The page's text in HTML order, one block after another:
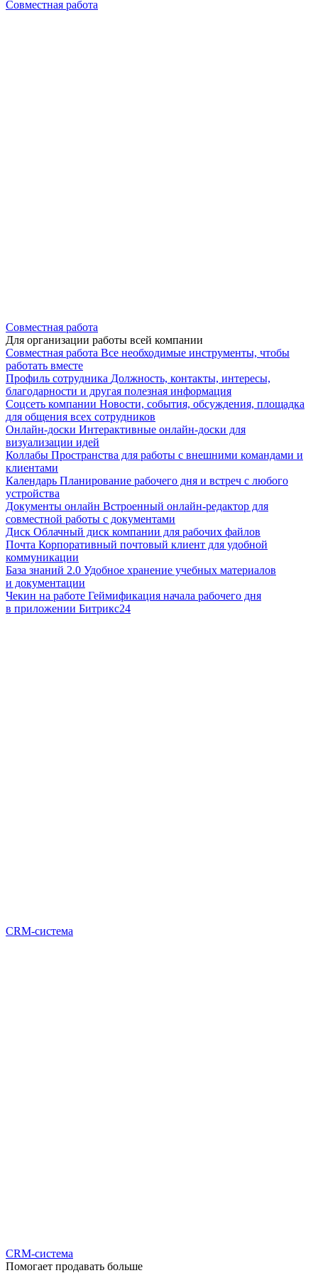
Совместная работа
Совместная работа
Для организации работы всей компании
Совместная работа Все необходимые инструменты, чтобы
работать вместе
Профиль сотрудника Должность, контакты, интересы,
благодарности и другая полезная информация
Соцсеть компании Новости, события, обсуждения, площадка
для общения всех сотрудников
Онлайн-доски Интерактивные онлайн-доски для
визуализации идей
Коллабы Пространства для работы с внешними командами и
клиентами
Календарь Планирование рабочего дня и встреч с любого
устройства
Документы онлайн Встроенный онлайн-редактор для
совместной работы с документами
Диск Облачный диск компании для рабочих файлов
Почта Корпоративный почтовый клиент для удобной
коммуникации
База знаний 2.0 Удобное хранение учебных материалов
и документации
Чекин на работе Геймификация начала рабочего дня
в приложении Битрикс24
CRM-система
CRM-система
Помогает продавать больше